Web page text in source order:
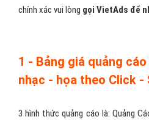
chính xác vui lòng gọi VietAds để
1 - Bảng giá quảng
nhạc - họa theo Click -
3 hình thức quảng cáo là: Quảng